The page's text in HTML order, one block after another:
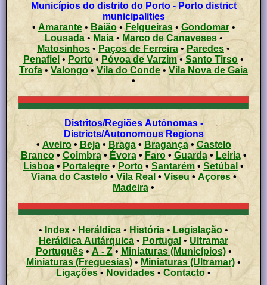
Municípios do distrito do Porto - Porto district
municipalities
• Amarante• Baião•Felgueiras• Gondomar•
Lousada• Maia• Marco de Canaveses•
Matosinhos • Paços de Ferreira •Paredes •
Penafiel • Porto • Póvoa de Varzim• Santo Tirso •
Trofa• Valongo • Vila do Conde • Vila Nova de Gaia
•
Distritos/Regiões Autónomas -
Districts/Autonomous Regions
• Aveiro• Beja• Braga• Bragança•Castelo
Branco• Coimbra• Évora• Faro• Guarda• Leiria•
Lisboa • Portalegre • Porto • Santarém• Setúbal •
Viana do Castelo• Vila Real • Viseu • Açores •
Madeira •
•Index •Heráldica • História • Legislação •
Heráldica Autárquica • Portugal • Ultramar
Português• A - Z• Miniaturas (Municípios)•
Miniaturas (Freguesias) • Miniaturas (Ultramar) •
Ligações • Novidades • Contacto •